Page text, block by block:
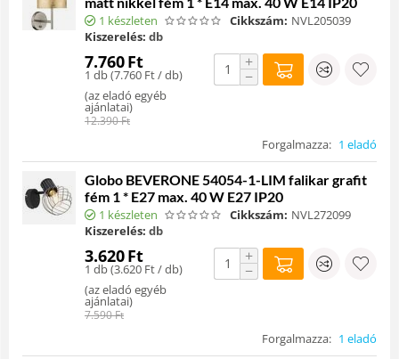
1 készleten Cikkszám: NVL205039
Kiszerelés: db
7.760Ft
1 db (7.760 Ft/ db)
(az eladó egyéb
ajánlatai)
12.390Ft
+
−
Forgalmazza: 1 eladó
Globo BEVERONE 54054-1-LIM falikar grafit
fém 1 * E27 max. 40 W E27 IP20
1 készleten Cikkszám: NVL272099
Kiszerelés: db
3.620Ft
1 db (3.620 Ft/ db)
(az eladó egyéb
ajánlatai)
7.590Ft
+
−
Forgalmazza: 1 eladó